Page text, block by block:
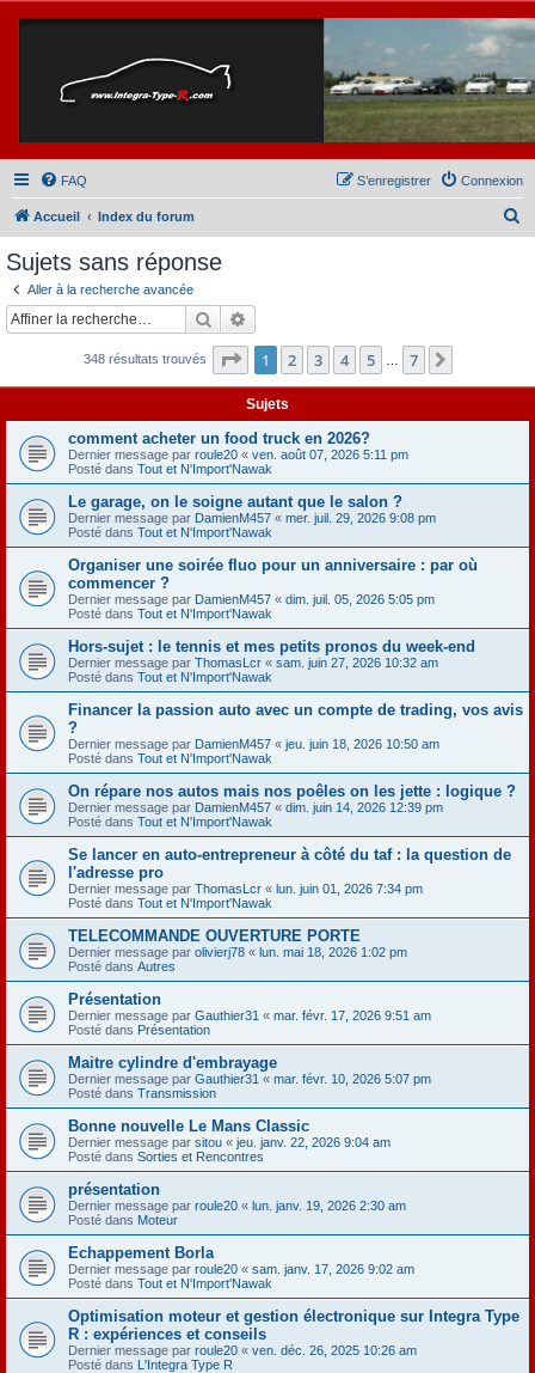
FAQ Connexion
S’enregistrer
Accueil Index du forum
c
Sujets sans réponse
Aller à la recherche avancée
Rechercher
348 résultats trouvés Page 1sur7
1 2 3 4 5 7
Sujets
comment acheter un food truck en 2026?
Dernier message par roule20 « ven. août 07, 2026 5:11 pm
Posté dans Tout et N'Import'Nawak
Le garage, on le soigne autant que le salon ?
Dernier message par DamienM457 « mer. juil. 29, 2026 9:08 pm
Posté dans Tout et N'Import'Nawak
Organiser une soirée fluo pour un anniversaire : par où
commencer ?
Dernier message par DamienM457 « dim. juil. 05, 2026 5:05 pm
Posté dans Tout et N'Import'Nawak
Hors-sujet : le tennis et mes petits pronos du week-end
Dernier message par ThomasLcr « sam. juin 27, 2026 10:32 am
Posté dans Tout et N'Import'Nawak
Financer la passion auto avec un compte de trading, vos avis
?
Dernier message par DamienM457 « jeu. juin 18, 2026 10:50 am
Posté dans Tout et N'Import'Nawak
On répare nos autos mais nos poêles on les jette : logique ?
Dernier message par DamienM457 « dim. juin 14, 2026 12:39 pm
Posté dans Tout et N'Import'Nawak
Se lancer en auto-entrepreneur à côté du taf : la question de
l'adresse pro
Dernier message par ThomasLcr « lun. juin 01, 2026 7:34 pm
Posté dans Tout et N'Import'Nawak
TELECOMMANDE OUVERTURE PORTE
Dernier message par olivierj78 « lun. mai 18, 2026 1:02 pm
Posté dans Autres
Présentation
Dernier message par Gauthier31 « mar. févr. 17, 2026 9:51 am
Posté dans Présentation
Maitre cylindre d'embrayage
Dernier message par Gauthier31 « mar. févr. 10, 2026 5:07 pm
Posté dans Transmission
Bonne nouvelle Le Mans Classic
Dernier message par sitou « jeu. janv. 22, 2026 9:04 am
Posté dans Sorties et Rencontres
présentation
Dernier message par roule20 « lun. janv. 19, 2026 2:30 am
Posté dans Moteur
Echappement Borla
Dernier message par roule20 « sam. janv. 17, 2026 9:02 am
Posté dans Tout et N'Import'Nawak
Optimisation moteur et gestion électronique sur Integra Type
R : expériences et conseils
Dernier message par roule20 « ven. déc. 26, 2025 10:26 am
Posté dans L'Integra Type R